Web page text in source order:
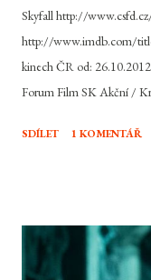
Skyfall http://
http://www.imdb.com/
kinech ČR od:
Forum Film SK Akční /
Wade, John Logan
ženy, Martini a rychlá
plátna snad netřeba
SDÍLET 1 KOMENTÁŘ